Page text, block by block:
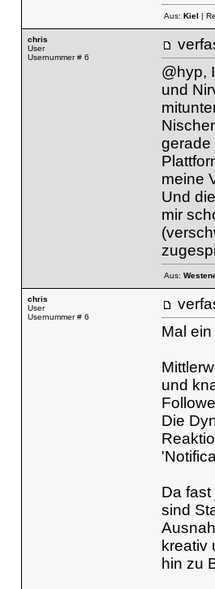
Aus: Kiel |
chris
User
Usernummer # 6
@hyp,
und
gerade
meine
Und
mir
Aus:
chris
User
Usernummer # 6
Mal
und
Die
Da
sind
kreativ
hin zu